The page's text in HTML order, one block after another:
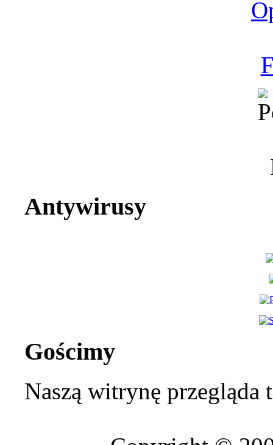
Antywirusy
Gościmy
Naszą witrynę przegląda